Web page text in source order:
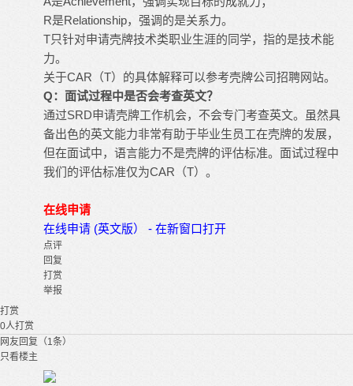
R是Relationship，强调的是关系力。
T只针对申请壳牌技术类职业生涯的同学，指的是技术能
力。
关于CAR（T）的具体解释可以参考壳牌公司招聘网站。
Q：面试过程中是否会考查英文？
通过SRD申请壳牌工作机会，不会专门考查英文。虽然具
备出色的英文能力非常有助于毕业生员工在壳牌的发展，
但在面试中，语言能力不是壳牌的评估标准。面试过程中
我们的评估标准仅为CAR（T）。
在线申请
在线申请 (英文版） - 在新窗口打开
点评
回复
打赏
举报
打赏
0人打赏
网友回复（1条）
只看楼主